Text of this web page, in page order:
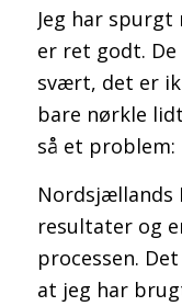
Jeg har
er ret godt.
svært, det er
bare nørkle
så et problem:
Nordsjællands
resultater og
processen.
at jeg har